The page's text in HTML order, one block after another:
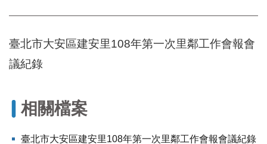
檢
系
局
文
資
臺北市大安區建安里108年第一次里鄰工作會報會
議紀錄
相關檔案
臺北市大安區建安里108年第一次里鄰工作會報會議紀錄